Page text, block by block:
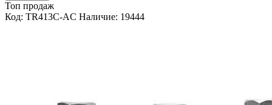
Топ продаж
Код: TR413C-AC Наличие: 19444